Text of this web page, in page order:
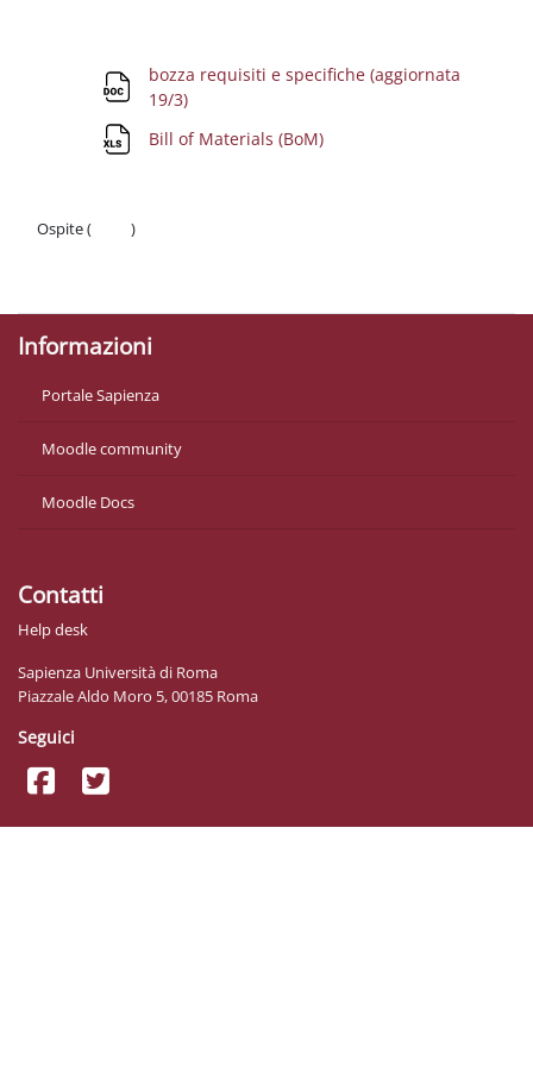
bozza requisiti e specifiche (aggiornata
19/3)
Bill of Materials (BoM)
Ospite (
)
Informazioni
Portale Sapienza
Moodle community
Moodle Docs
Contatti
Help desk
Sapienza Università di Roma
Piazzale Aldo Moro 5, 00185 Roma
Seguici